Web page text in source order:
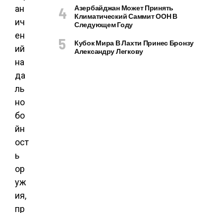
Азербайджан Может Принять
Климатический Саммит ООН В
Следующем Году
Кубок Мира В Лахти Принес Бронзу
Александру Легкову